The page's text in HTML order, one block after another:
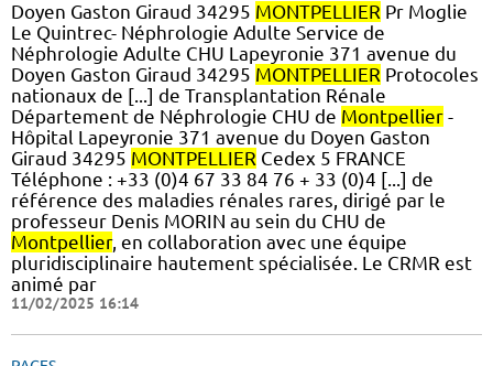
Doyen Gaston Giraud 34295 MONTPELLIER Pr Moglie
Le Quintrec- Néphrologie Adulte Service de
Néphrologie Adulte CHU Lapeyronie 371 avenue du
Doyen Gaston Giraud 34295 MONTPELLIER Protocoles
nationaux de [...] de Transplantation Rénale
Département de Néphrologie CHU de Montpellier -
Hôpital Lapeyronie 371 avenue du Doyen Gaston
Giraud 34295 MONTPELLIER Cedex 5 FRANCE
Téléphone : +33 (0)4 67 33 84 76 + 33 (0)4 [...] de
référence des maladies rénales rares, dirigé par le
professeur Denis MORIN au sein du CHU de
Montpellier, en collaboration avec une équipe
pluridisciplinaire hautement spécialisée. Le CRMR est
animé par
11/02/2025 16:14